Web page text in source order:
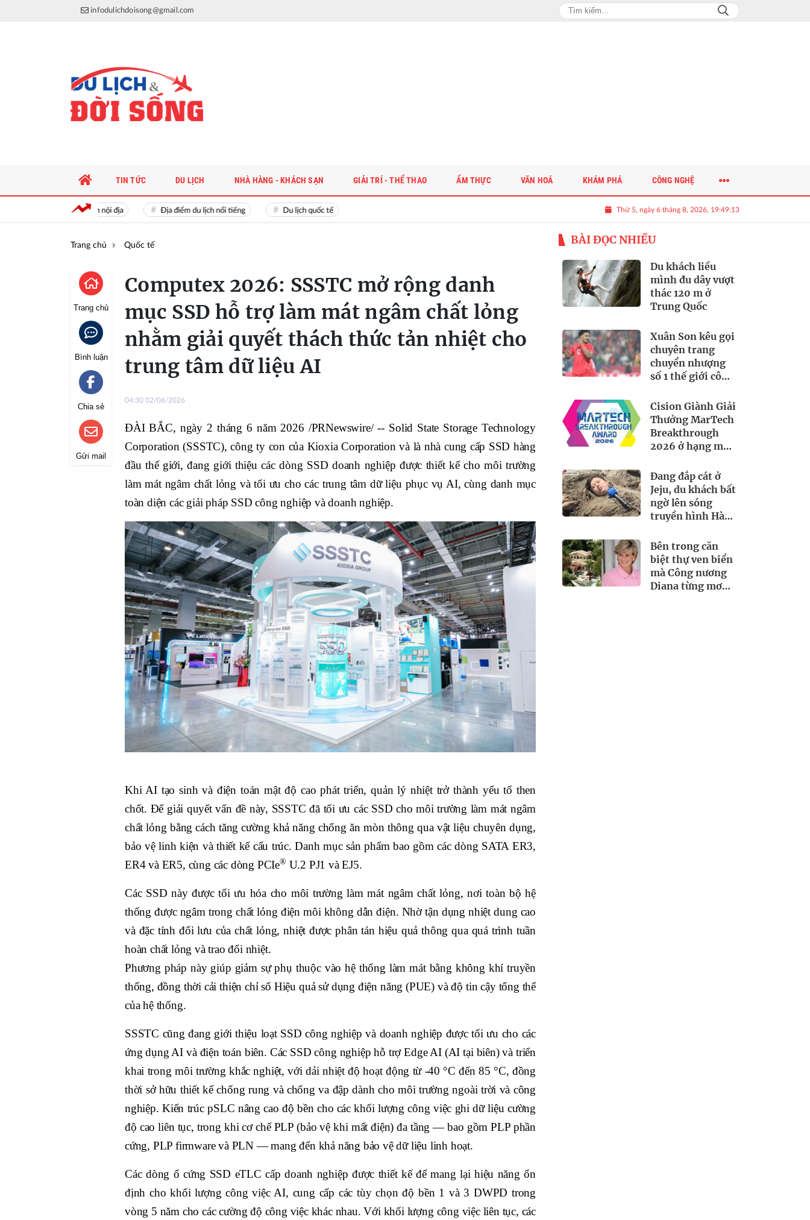
infodulichdoisong@gmail.com
Kích cầu du lịch nội địa Địa điểm du lịch nổi tiếng Du lịch quốc tế Thứ 5, ngày 6 tháng 8, 2026, 19:49:14
TIN TỨC DU LỊCH NHÀ HÀNG - KHÁCH SẠN GIẢI TRÍ - THỂ THAO ẨM THỰC VĂN HOÁ KHÁM PHÁ CÔNG NGHỆ
Trang chủ Quốc tế
Trang chủ
Bình luận
Chia sẻ
Gửi mail
Computex 2026: SSSTC mở rộng danh
mục SSD hỗ trợ làm mát ngâm chất lỏng
nhằm giải quyết thách thức tản nhiệt cho
trung tâm dữ liệu AI
04:30 02/06/2026
ĐÀI BẮC, ngày 2 tháng 6 năm 2026 /PRNewswire/ -- Solid State Storage Technology
Corporation (SSSTC), công ty con của Kioxia Corporation và là nhà cung cấp SSD hàng
đầu thế giới, đang giới thiệu các dòng SSD doanh nghiệp được thiết kế cho môi trường
làm mát ngâm chất lỏng và tối ưu cho các trung tâm dữ liệu phục vụ AI, cùng danh mục
toàn diện các giải pháp SSD công nghiệp và doanh nghiệp.
Khi AI tạo sinh và điện toán mật độ cao phát triển, quản lý nhiệt trở thành yếu tố then
chốt. Để giải quyết vấn đề này, SSSTC đã tối ưu các SSD cho môi trường làm mát ngâm
chất lỏng bằng cách tăng cường khả năng chống ăn mòn thông qua vật liệu chuyên dụng,
bảo vệ linh kiện và thiết kế cấu trúc. Danh mục sản phẩm bao gồm các dòng SATA ER3,
ER4 và ER5, cùng các dòng PCIe® U.2 PJ1 và EJ5.
Các SSD này được tối ưu hóa cho môi trường làm mát ngâm chất lỏng, nơi toàn bộ hệ
thống được ngâm trong chất lỏng điện môi không dẫn điện. Nhờ tận dụng nhiệt dung cao
và đặc tính đối lưu của chất lỏng, nhiệt được phân tán hiệu quả thông qua quá trình tuần
hoàn chất lỏng và trao đổi nhiệt.
Phương pháp này giúp giảm sự phụ thuộc vào hệ thống làm mát bằng không khí truyền
thống, đồng thời cải thiện chỉ số Hiệu quả sử dụng điện năng (PUE) và độ tin cậy tổng thể
của hệ thống.
SSSTC cũng đang giới thiệu loạt SSD công nghiệp và doanh nghiệp được tối ưu cho các
ứng dụng AI và điện toán biên. Các SSD công nghiệp hỗ trợ Edge AI (AI tại biên) và triển
khai trong môi trường khắc nghiệt, với dải nhiệt độ hoạt động từ -40 °C đến 85 °C, đồng
thời sở hữu thiết kế chống rung và chống va đập dành cho môi trường ngoài trời và công
nghiệp. Kiến trúc pSLC nâng cao độ bền cho các khối lượng công việc ghi dữ liệu cường
độ cao liên tục, trong khi cơ chế PLP (bảo vệ khi mất điện) đa tầng — bao gồm PLP phần
cứng, PLP firmware và PLN — mang đến khả năng bảo vệ dữ liệu linh hoạt.
Các dòng ổ cứng SSD eTLC cấp doanh nghiệp được thiết kế để mang lại hiệu năng ổn
định cho khối lượng công việc AI, cung cấp các tùy chọn độ bền 1 và 3 DWPD trong
vòng 5 năm cho các cường độ công việc khác nhau. Với khối lượng công việc liên tục, các
BÀI ĐỌC NHIỀU
Du khách liều
mình đu dây vượt
thác 120 m ở
Trung Quốc
Xuân Son kêu gọi
chuyên trang
chuyển nhượng
số 1 thế giới công
Việt Nam
Cision Giành Giải
Thưởng MarTech
Breakthrough
2026 ở hạng mục
Xã Hội, Phân
Phối Thông Cáo
Báo Chí và Tối Ưu
Hóa Công Cụ Trả
Lời (AEO)
Đang đắp cát ở
Jeju, du khách bất
ngờ lên sóng
truyền hình Hàn
Bên trong căn
biệt thự ven biển
mà Công nương
Diana từng mơ